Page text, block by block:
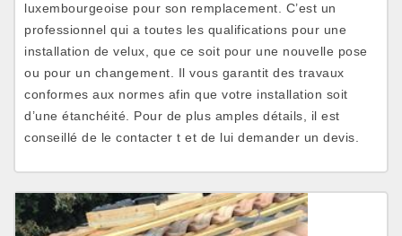
luxembourgeoise pour son remplacement. C’est un
professionnel qui a toutes les qualifications pour une
installation de velux, que ce soit pour une nouvelle pose
ou pour un changement. Il vous garantit des travaux
conformes aux normes afin que votre installation soit
d’une étanchéité. Pour de plus amples détails, il est
conseillé de le contacter t et de lui demander un devis.